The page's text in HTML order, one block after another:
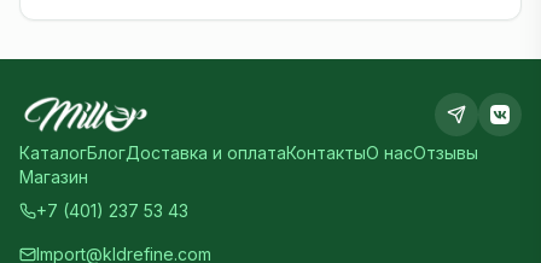
КаталогБлогДоставка и оплатаКонтактыО насОтзывы
Магазин
+7 (401) 237 53 43
Import@kldrefine.com